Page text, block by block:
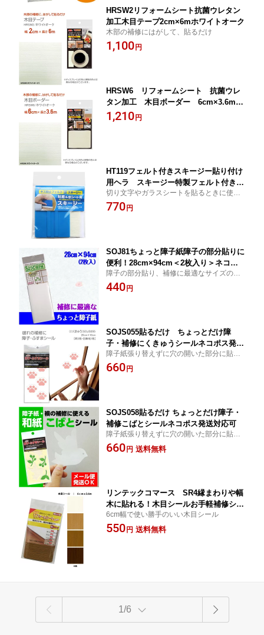
HRSW2リフォームシート抗菌ウレタン
加工木目テープ2cm×6mホワイトオーク
木部の補修にはがして、貼るだけ
1,100 円
HRSW6 リフォームシート 抗菌ウレ
タン加工 木目ボーダー 6cm×3.6m
ホワイトオーク
1,210 円
HT119フェルト付きスキージー貼り付け
用ヘラ スキージー特製フェルト付き
ステッカーなどの施工に最適ネコポス発
送対応可
切り文字やガラスシートを貼るときに使用
素材にやさしくキズが付かないフェルト付
き
770 円
SOJ81ちょっと障子紙障子の部分貼りに
便利！28cm×94cm＜2枚入り＞ネコポ
ス発送対応可
障子の部分貼り、補修に最適なサイズの障
子紙
440 円
SOJS055貼るだけ ちょっとだけ障
子・補修にくきゅうシールネコポス発送
対応可
障子紙張り替えずに穴の開いた部分に貼る
障子紙補修シール
660 円
SOJS058貼るだけ ちょっとだけ障子・
補修こばとシールネコポス発送対応可
障子紙張り替えずに穴の開いた部分に貼る
障子紙補修シール
660 円 送料無料
リンテックコマース SR4縁まわりや幅
木に貼れる！木目シールお手軽補修シー
ル6cm×3.6m
6cm幅で使い勝手のいい木目シール
550 円 送料無料
1/6